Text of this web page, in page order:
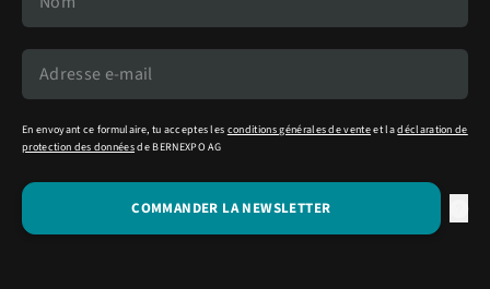
En envoyant ce formulaire, tu acceptes les conditions générales de venteet ladéclaration de
protection des donnéesde BERNEXPO AG